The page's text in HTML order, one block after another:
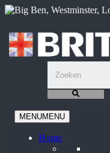
Ga
de
inhoud
MENUMENU
Home